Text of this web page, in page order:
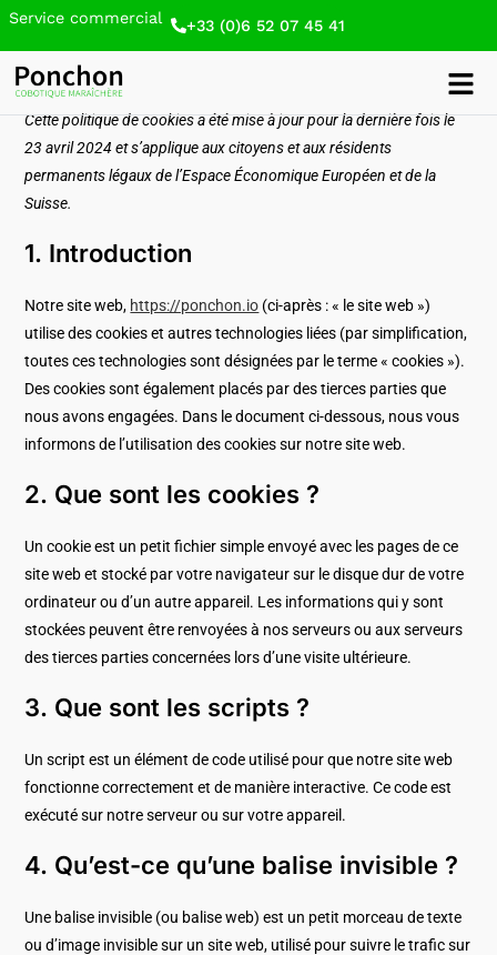
Service commercial +33 (0)6 52 07 45 41
Cette politique de cookies a été mise à jour pour la dernière fois le
23 avril 2024 et s’applique aux citoyens et aux résidents
permanents légaux de l’Espace Économique Européen et de la
Suisse.
1. Introduction
Notre site web, https://ponchon.io (ci-après : « le site web »)
utilise des cookies et autres technologies liées (par simplification,
toutes ces technologies sont désignées par le terme « cookies »).
Des cookies sont également placés par des tierces parties que
nous avons engagées. Dans le document ci-dessous, nous vous
informons de l’utilisation des cookies sur notre site web.
2. Que sont les cookies ?
Un cookie est un petit fichier simple envoyé avec les pages de ce
site web et stocké par votre navigateur sur le disque dur de votre
ordinateur ou d’un autre appareil. Les informations qui y sont
stockées peuvent être renvoyées à nos serveurs ou aux serveurs
des tierces parties concernées lors d’une visite ultérieure.
3. Que sont les scripts ?
Un script est un élément de code utilisé pour que notre site web
fonctionne correctement et de manière interactive. Ce code est
exécuté sur notre serveur ou sur votre appareil.
4. Qu’est-ce qu’une balise invisible ?
Une balise invisible (ou balise web) est un petit morceau de texte
ou d’image invisible sur un site web, utilisé pour suivre le trafic sur